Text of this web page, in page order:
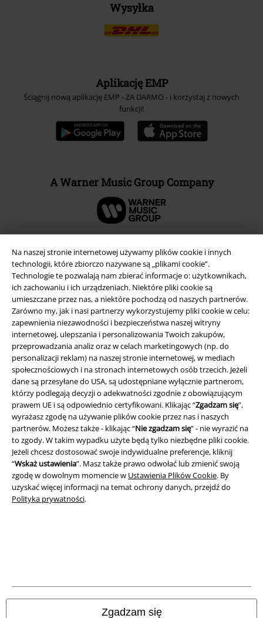
Na naszej stronie internetowej używamy plików cookie i innych
technologii, które zbiorczo nazywane są „plikami cookie”.
Technologie te pozwalają nam zbierać informacje o: użytkownikach,
ich zachowaniu i ich urządzeniach. Niektóre pliki cookie są
umieszczane przez nas, a niektóre pochodzą od naszych partnerów.
Zarówno my, jak i nasi partnerzy wykorzystujemy pliki cookie w celu:
zapewnienia niezawodności i bezpieczeństwa naszej witryny
internetowej, ulepszania i personalizowania Twoich zakupów,
przeprowadzania analiz oraz w celach marketingowych (np. do
personalizacji reklam) na naszej stronie internetowej, w mediach
społecznościowych i na stronach internetowych osób trzecich. Jeżeli
dane są przesyłane do USA, są udostępniane wyłącznie partnerom,
którzy podlegają decyzji o adekwatności zgodnie z obowiązującym
prawem UE i są odpowiednio certyfikowani. Klikając “Zgadzam się”,
wyrażasz zgodę na używanie plików cookie przez nas i naszych
partnerów. Możesz także - klikając “Nie zgadzam się” - nie wyrazić na
to zgody. W takim wypadku użyte będą tylko niezbędne pliki cookie.
Jeżeli chcesz dostosować swoje indywidualne preferencje, kliknij
“Wskaż ustawienia”. Masz także prawo odwołać lub zmienić swoją
zgodę w dowolnym momencie w Ustawienia Plików Cookie. By
uzyskać więcej informacji na temat ochrony danych, przejdź do
Polityka prywatności.
Zgadzam się
Wysyłka
Aplikację EMP
Ściągnij nową aplikację EMP - ZA DARMO - i korzystaj z nowych
funkcji!
A Warner Music Group Company
Informacje prawne
Regulamin
Dane firmy
Polityka prywatności
Unieszkodliwianie odpadów i ochrona środowiska
Deklaracja Zgodności
Informacje dotyczące dostępności
Wszystkie ceny zawierają podatek VAT. Nie zawierająkosztów
wysyłki.
© 1986-2026 E.M.P. Merchandising HGmbH